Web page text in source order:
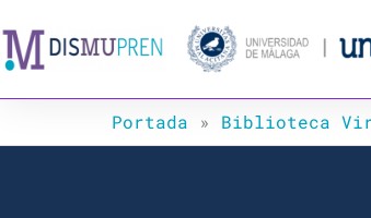
al
contenido
Portada » Biblioteca